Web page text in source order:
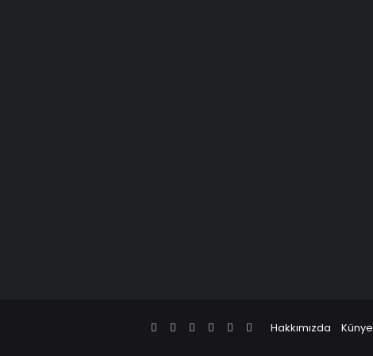
Hakkımızda Künye
FacebookPinterestLinkedInYouTubeInstagram